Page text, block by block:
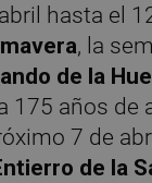
hasta el
, la
de la
175 años de
7 de
de la